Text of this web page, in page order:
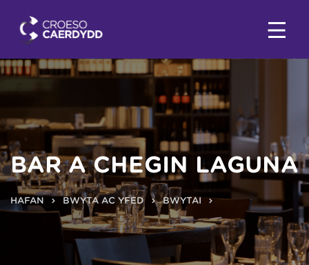
BAR A CHEGIN LAGUNA
HAFAN BWYTA AC YFED BWYTAI